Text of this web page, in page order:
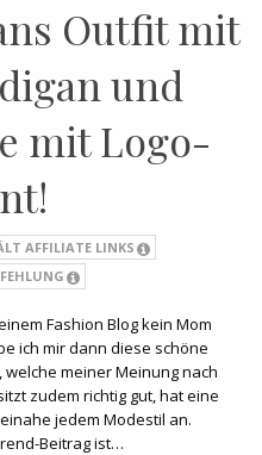
Outfit mit
und
mit Logo-
AFFILIATE LINKS
Fashion Blog kein Mom
ich mir dann diese schöne
meiner Meinung nach
zudem richtig gut, hat eine
jedem Modestil an.
Beitrag ist…